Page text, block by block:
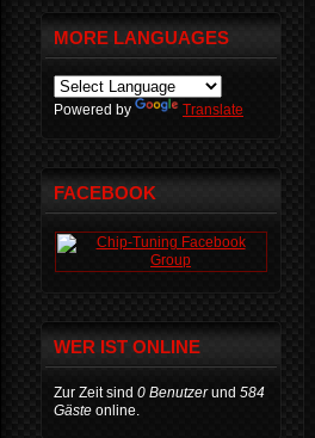
MORE LANGUAGES
Powered by Translate
FACEBOOK
WER IST ONLINE
Zur Zeit sind 0 Benutzerund 584
Gäste online.